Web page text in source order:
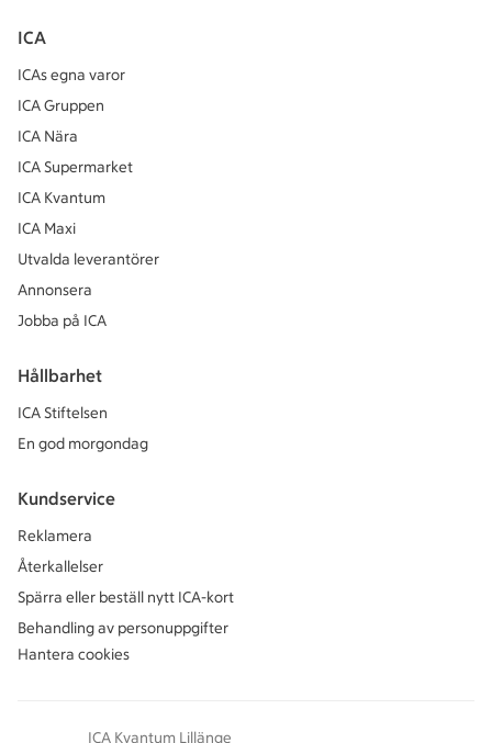
ICA
ICAs egna varor
ICA Gruppen
ICA Nära
ICA Supermarket
ICA Kvantum
ICA Maxi
Utvalda leverantörer
Annonsera
Jobba på ICA
Hållbarhet
ICA Stiftelsen
En god morgondag
Kundservice
Reklamera
Återkallelser
Spärra eller beställ nytt ICA-kort
Behandling av personuppgifter
Hantera cookies
ICA Kvantum Lillänge